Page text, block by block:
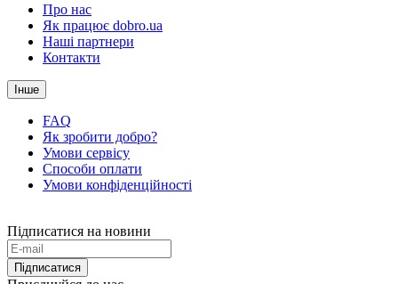
Про нас
Як працює dobro.ua
Наші партнери
Контакти
Інше
FAQ
Як зробити добро?
Умови сервісу
Способи оплати
Умови конфіденційності
Підписатися на новини
Підписатися